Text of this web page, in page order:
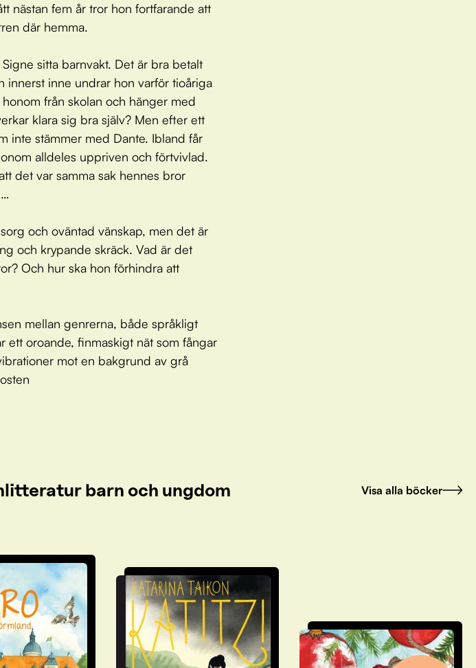
nästan fem år tror hon fortfarande att
där hemma.
sitta barnvakt. Det är bra betalt
innerst inne undrar hon varför tioåriga
från skolan och hänger med
klara sig bra själv? Men efter ett
inte stämmer med Dante. Ibland får
alldeles uppriven och förtvivlad.
det var samma sak hennes bror
och oväntad vänskap, men det är
och krypande skräck. Vad är det
Och hur ska hon förhindra att
mellan genrerna, både språkligt
ett oroande, finmaskigt nät som fångar
mot en bakgrund av grå
barn och ungdom Visa alla böcker